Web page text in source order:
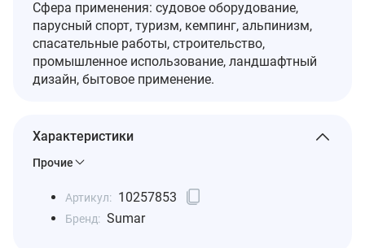
Сфера применения: судовое оборудование,
парусный спорт, туризм, кемпинг, альпинизм,
спасательные работы, строительство,
промышленное использование, ландшафтный
дизайн, бытовое применение.
Характеристики
Прочие
Артикул: 10257853
Бренд: Sumar